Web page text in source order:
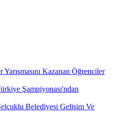
Kazanan Öğrenciler
Şampiyonası'ndan
Belediyesi Gelişim Ve